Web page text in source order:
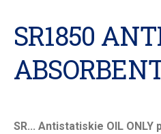
SR1850
SR... Antistatiskie OIL